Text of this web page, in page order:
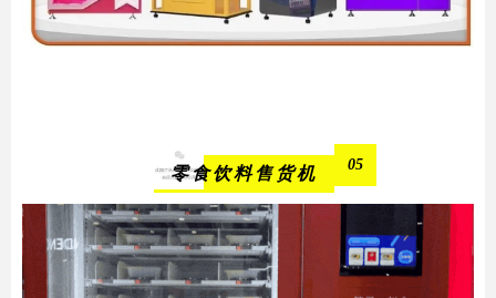
零食饮料售货机 05